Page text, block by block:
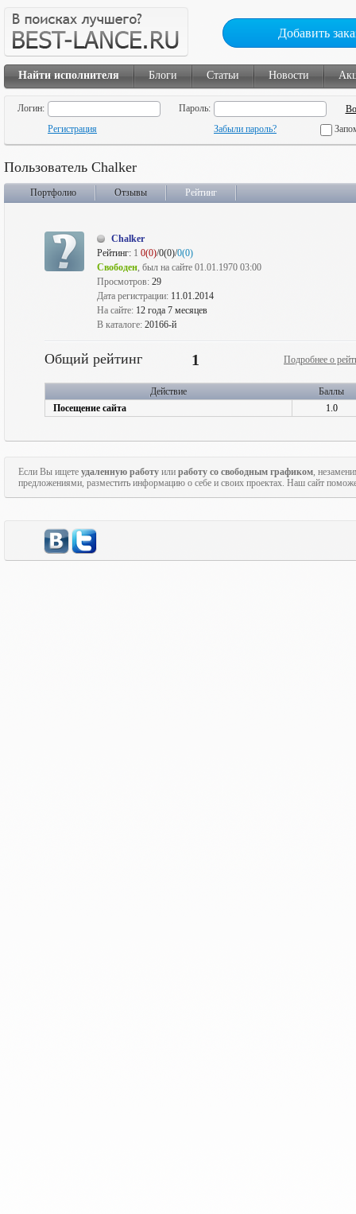
Добавить
Найти исполнителя Блоги Статьи Новости
Логин:
Пароль:
Регистрация
Забыли пароль?
Пользователь Chalker
Портфолио Отзывы Рейтинг
Chalker
Рейтинг: 1 0(0)/0(0)/0(0)
Свободен, был на сайте 01.01.1970 03:00
Просмотров: 29
Дата регистрации: 11.01.2014
На сайте: 12 года 7 месяцев
В каталоге: 20166-й
Общий рейтинг 1 Подробнее о
Действие
Баллы
Посещение сайта
1.0
Если Вы ищете удаленную работу или работу со свободным графиком,
предложениями, разместить информацию о себе и своих проектах. Наш сайт